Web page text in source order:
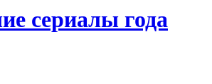
сериалы года